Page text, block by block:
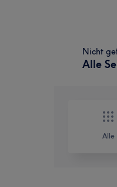
Nicht
Alle
Alle